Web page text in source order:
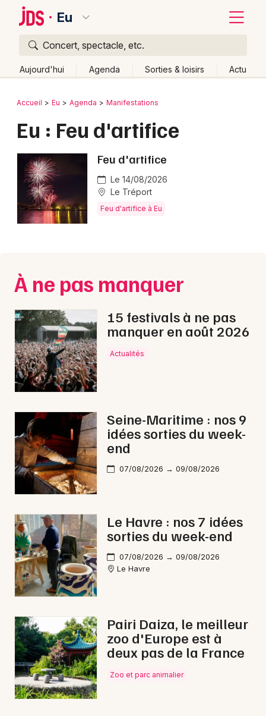
Eu
Concert, spectacle, etc.
Aujourd'hui Agenda Sorties & loisirs Actu
Publier un événement
Grands événements
Activité & Expérience
Spectacles
Concerts
Sports
Soirées
Expos
Sorties & loisirs
Feu d'artifice dans la Seine-Maritime
Feu d'artifice en Haute-Normandie
Feu d'artifice en Normandie
Newsletter des sorties
Artistes en tournée
Actus à Eu
Bordeaux
Lille
Lyon
Marseille
Montpellier
Nantes
Nice
Paris
Strasbourg
Toulouse
Toutes les villes
Retour
Accueil Eu Agenda Manifestations
Eu : Feu d'artifice
Feu d'artifice
Le 14/08/2026
Le Tréport
Feu d'artifice à Eu
À ne pas manquer
15 festivals à ne pas
manquer en août 2026
Actualités
Seine-Maritime : nos 9
idées sorties du week-
end
07/08/2026 → 09/08/2026
Le Havre : nos 7 idées
sorties du week-end
07/08/2026 → 09/08/2026
Le Havre
Pairi Daiza, le meilleur
zoo d'Europe est à
deux pas de la France
Zoo et parc animalier
Quoi ?
Où ?
Haute-Normandie
Partout
Près de moi
Quand ?
Aujourd'hui
Demain Ce week-end